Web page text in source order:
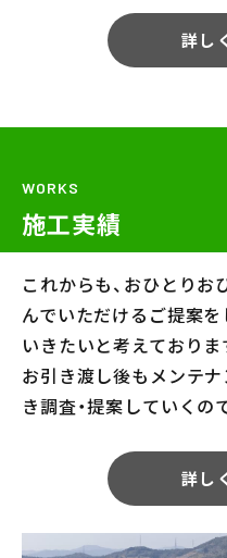
詳し
WORKS
施工実績
これからも、おひとりお
んでいただけるご提案
いきたいと考えておりま
お引き渡し後もメンテ
き調査・提案していくの
詳し